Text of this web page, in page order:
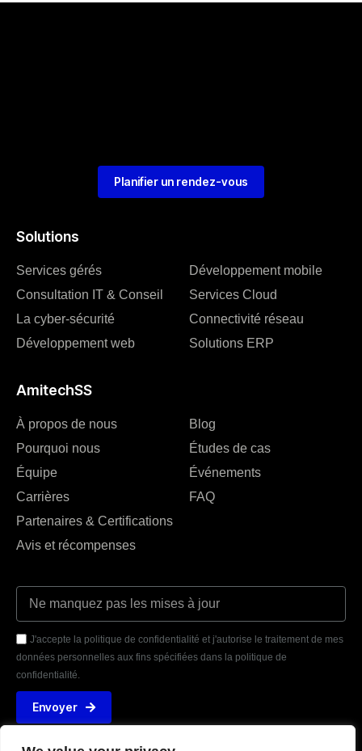
Solutions
Services gérés
Consultation IT & Conseil
La cyber-sécurité
Développement web
Développement mobile
Services Cloud
Connectivité réseau
Solutions ERP
AmitechSS
À propos de nous
Pourquoi nous
Équipe
Carrières
Partenaires & Certifications
Avis et récompenses
Blog
Études de cas
Événements
FAQ
J'accepte la politique de confidentialité et j'autorise le traitement de mes
données personnelles aux fins spécifiées dans la politique de
confidentialité.
Envoyer
Planifier un rendez-vous